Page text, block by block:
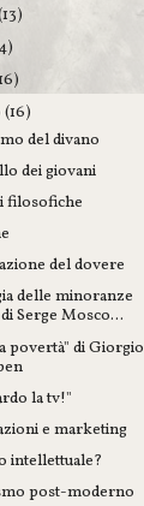
(16)
del divano
dei giovani
filosofiche
del dovere
delle minoranze
Serge Mosco...
povertà" di Giorgio
la tv!"
e marketing
intellettuale?
post-moderno